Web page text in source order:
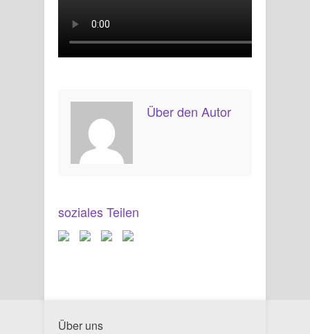
Über den Autor
soziales Teilen
Über uns